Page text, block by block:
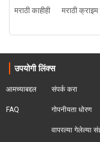
मराठी काहीही
मराठी
उपयोगी लिंक्स
आमच्याबद्दल
FAQ
संपर्क करा
गोपनीयता धोरण
वापरल्या गेलेल्या